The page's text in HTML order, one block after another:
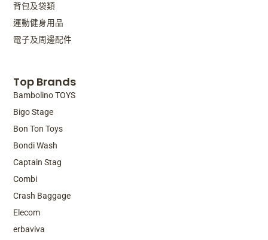
Top Brands
Bambolino TOYS
Bigo Stage
Bon Ton Toys
Bondi Wash
Captain Stag
Combi
Crash Baggage
Elecom
erbaviva
背包及袋類
運動健身用品
電子及周邊配件